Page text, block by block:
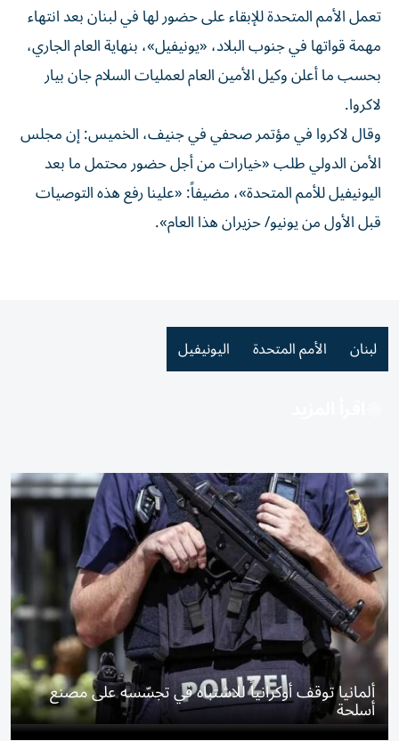
تعمل الأمم المتحدة للإبقاء على حضور لها في لبنان بعد انتهاء
مهمة قواتها في جنوب البلاد، «يونيفيل»، بنهاية العام الجاري،
بحسب ما أعلن وكيل الأمين العام لعمليات السلام جان بيار
لاكروا.
وقال لاكروا في مؤتمر صحفي في جنيف، الخميس: إن مجلس
الأمن الدولي طلب «خيارات من أجل حضور محتمل ما بعد
اليونيفيل للأمم المتحدة»، مضيفاً: «علينا رفع هذه التوصيات
قبل الأول من يونيو/ حزيران هذا العام».
لبنان الأمم المتحدة اليونيفيل
ألمانيا توقف أوكرانياً للاشتباه في تجسّسه على مصنع
أسلحة